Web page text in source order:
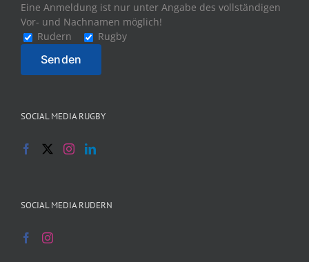
Eine Anmeldung ist nur unter Angabe des vollständigen
Vor- und Nachnamen möglich!
Rudern
Rugby
SOCIAL MEDIA RUGBY
SOCIAL MEDIA RUDERN